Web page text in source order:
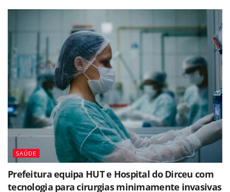
SAÚDE
Prefeitura equipa HUT e Hospital do Dirceu com
tecnologia para cirurgias minimamente invasivas